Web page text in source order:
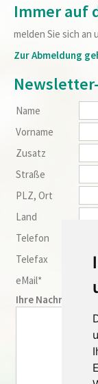
Immer auf
melden Sie sich
Zur Abmeldung
Name
Vorname
Zusatz
Straße
PLZ, Ort
Land
Telefon
Telefax
eMail*
Ihre Nachricht: